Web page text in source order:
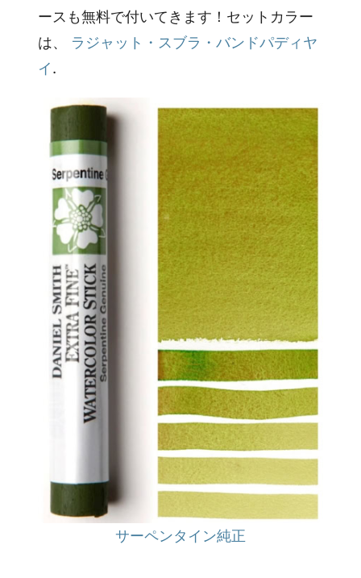
ースも無料で付いてきます！セットカラー
は、 ラジャット・スブラ・バンドパディヤ
イ.
サーペンタイン純正